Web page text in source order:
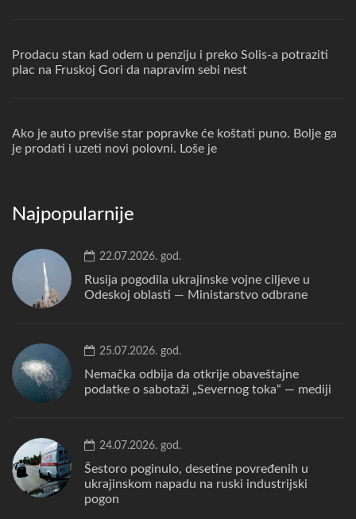
Prodacu stan kad odem u penziju i preko Solis-a potraziti
plac na Fruskoj Gori da napravim sebi nest
Ako je auto previše star popravke će koštati puno. Bolje ga
je prodati i uzeti novi polovni. Loše je
Najpopularnije
22.07.2026. god.
Rusija pogodila ukrajinske vojne ciljeve u
Odeskoj oblasti — Ministarstvo odbrane
25.07.2026. god.
Nemačka odbija da otkrije obaveštajne
podatke o sabotaži „Severnog toka“ — mediji
24.07.2026. god.
Šestoro poginulo, desetine povređenih u
ukrajinskom napadu na ruski industrijski
pogon